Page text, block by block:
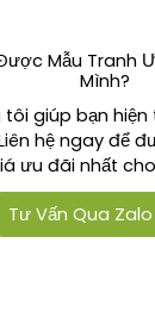
Mẫu Tranh
Mình?
tôi giúp bạn
hệ ngay để
ưu đãi nhất
Tư Vấn Qua